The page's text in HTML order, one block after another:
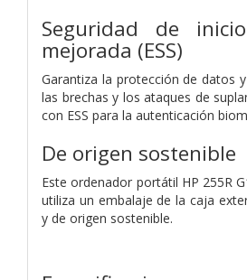
Seguridad de
mejorada (ESS)
Garantiza la protección de datos
las brechas y los ataques de
con ESS para la autenticación
De origen sostenible
Este ordenador portátil HP 255R
utiliza un embalaje de la caja
y de origen sostenible.